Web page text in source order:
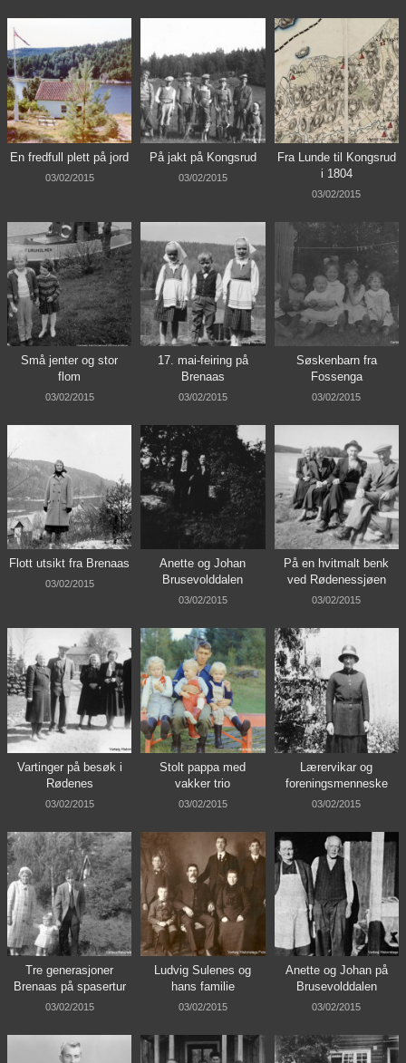
En fredfull plett på jord
03/02/2015
På jakt på Kongsrud
03/02/2015
Fra Lunde til Kongsrud
i 1804
03/02/2015
Små jenter og stor
flom
03/02/2015
17. mai-feiring på
Brenaas
03/02/2015
Søskenbarn fra
Fossenga
03/02/2015
Flott utsikt fra Brenaas
03/02/2015
Anette og Johan
Brusevolddalen
03/02/2015
På en hvitmalt benk
ved Rødenessjøen
03/02/2015
Vartinger på besøk i
Rødenes
03/02/2015
Stolt pappa med
vakker trio
03/02/2015
Lærervikar og
foreningsmenneske
03/02/2015
Tre generasjoner
Brenaas på spasertur
03/02/2015
Ludvig Sulenes og
hans familie
03/02/2015
Anette og Johan på
Brusevolddalen
03/02/2015